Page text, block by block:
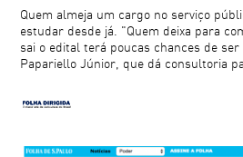
Quem almeja um cargo no serviço
estudar desde já. "Quem deixa para
sai o edital terá poucas chances de ser
Papariello Júnior, que dá consultoria